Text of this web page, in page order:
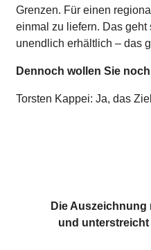
Grenzen. Für einen
einmal zu liefern. Das
unendlich erhältlich – das
Dennoch wollen Sie
Torsten Kappei: Ja, das
Die
und